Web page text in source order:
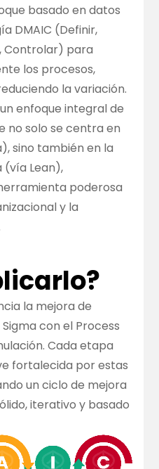
basado en datos
DMAIC (Definir,
Controlar) para
los procesos,
la variación.
enfoque integral de
no solo se centra en
sino también en la
(vía Lean),
poderosa
y la
la mejora de
con el Process
Cada etapa
fortalecida por estas
un ciclo de mejora
iterativo y basado